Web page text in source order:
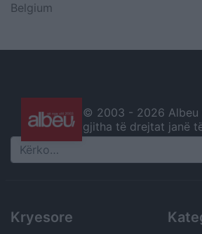
Belgium
© 2003 - 2026 Albeu
gjitha të drejtat janë
Search
Kryesore